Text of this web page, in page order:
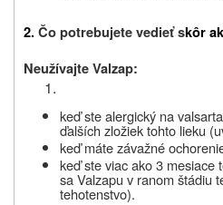
2.Čo potrebujete vedieť skôr
Neužívajte Valzap:
keď stealergický na
ďalších zložiek tohto lieku
keď mátezávažné
keď steviac ako 3 mesiace
sa Valzapu v ranom štádiu
tehotenstvo).